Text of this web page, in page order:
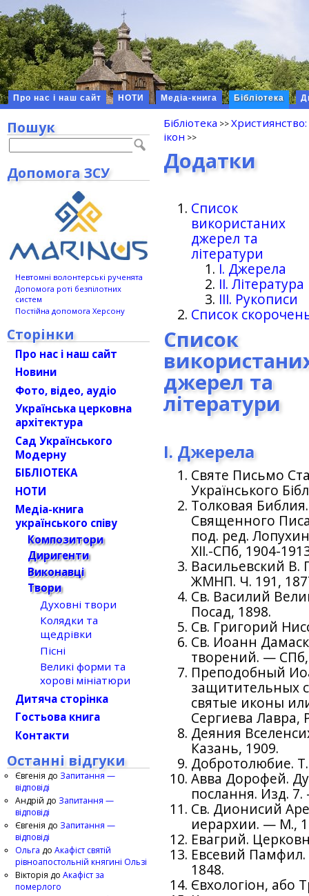
Про нас і наш сайт НОТИ Медіа-книга Бібліотека
Бібліотека
ікон
Додатки
Список
використаних
джерел та
літератури
І. Джерела
II. Література
III. Рукописи
Список
Список
джерел та
літератури
І. Джерела
Святе Письмо
Українського
Толковая
Священного
под. ред.
XII.-СПб, 1904-
Васильевский В.
ЖМНП. Ч. 191,
Св. Василий
Посад, 1898.
Св. Григорий
Св. Иоанн
творений. — СПб,
Преподобный
защитительных
святые иконы
Сергиева Лавра,
Деяния
Казань, 1909.
Добротолюбие. Т.
Авва Дорофей.
послання. Изд.
Св. Дионисий
иерархии. — М.,
Евагрий.
Евсевий
1848.
Євхологіон, або
Пошук
Допомога ЗСУ
Невтомні волонтерські рученята
Допомога роті безпілотних
систем
Постійна допомога Херсону
Сторінки
Про нас і наш сайт
Новини
Фото, відео, аудіо
Українська церковна
архітектура
Сад Українського
Модерну
БІБЛІОТЕКА
НОТИ
Медіа-книга
українського співу
Композитори
Диригенти
Виконавці
Твори
Духовні твори
Колядки та
щедрівки
Пісні
Великі форми та
хорові мініатюри
Дитяча сторінка
Гостьова книга
Контакти
Останні відгуки
Євгенія до Запитання —
відповіді
Андрій до Запитання —
відповіді
Євгенія до Запитання —
відповіді
Ольга до Акафіст святій
рівноапостольній княгині Ользі
Вікторія до Акафіст за
померлого